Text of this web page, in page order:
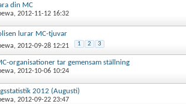
din MC
, 2012-11-12 16:32
lurar MC-tjuvar
, 2012-09-28 12:21 1 2 3
organisationer tar gemensam ställning
, 2012-10-06 10:24
2012 (Augusti)
, 2012-09-22 23:47